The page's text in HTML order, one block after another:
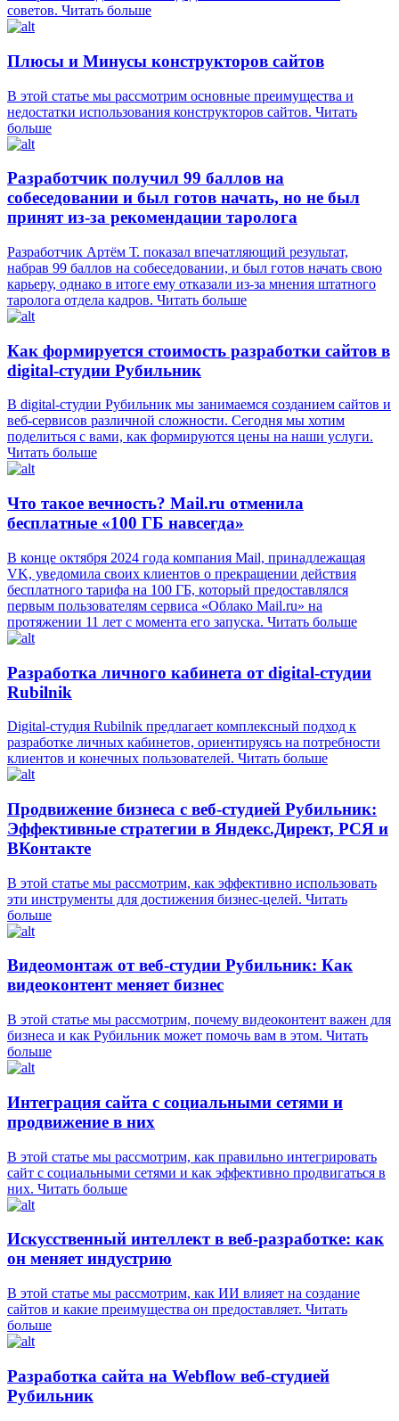
советов. Читать больше
Плюсы и Минусы конструкторов сайтов
В этой статье мы рассмотрим основные преимущества и
недостатки использования конструкторов сайтов. Читать
больше
Разработчик получил 99 баллов на
собеседовании и был готов начать, но не был
принят из-за рекомендации таролога
Разработчик Артём Т. показал впечатляющий результат,
набрав 99 баллов на собеседовании, и был готов начать свою
карьеру, однако в итоге ему отказали из-за мнения штатного
таролога отдела кадров. Читать больше
Как формируется стоимость разработки сайтов в
digital-студии Рубильник
В digital-студии Рубильник мы занимаемся созданием сайтов и
веб-сервисов различной сложности. Сегодня мы хотим
поделиться с вами, как формируются цены на наши услуги.
Читать больше
Что такое вечность? Mail.ru отменила
бесплатные «100 ГБ навсегда»
В конце октября 2024 года компания Mail, принадлежащая
VK, уведомила своих клиентов о прекращении действия
бесплатного тарифа на 100 ГБ, который предоставлялся
первым пользователям сервиса «Облако Mail.ru» на
протяжении 11 лет с момента его запуска. Читать больше
Разработка личного кабинета от digital-студии
Rubilnik
Digital-студия Rubilnik предлагает комплексный подход к
разработке личных кабинетов, ориентируясь на потребности
клиентов и конечных пользователей. Читать больше
Продвижение бизнеса с веб-студией Рубильник:
Эффективные стратегии в Яндекс.Директ, РСЯ и
ВКонтакте
В этой статье мы рассмотрим, как эффективно использовать
эти инструменты для достижения бизнес-целей. Читать
больше
Видеомонтаж от веб-студии Рубильник: Как
видеоконтент меняет бизнес
В этой статье мы рассмотрим, почему видеоконтент важен для
бизнеса и как Рубильник может помочь вам в этом. Читать
больше
Интеграция сайта с социальными сетями и
продвижение в них
В этой статье мы рассмотрим, как правильно интегрировать
сайт с социальными сетями и как эффективно продвигаться в
них. Читать больше
Искусственный интеллект в веб-разработке: как
он меняет индустрию
В этой статье мы рассмотрим, как ИИ влияет на создание
сайтов и какие преимущества он предоставляет. Читать
больше
Разработка сайта на Webflow веб-студией
Рубильник